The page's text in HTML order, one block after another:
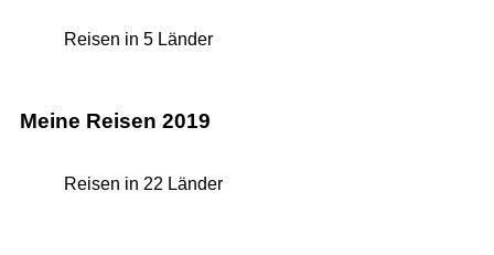
Reisen in 5 Länder
Meine Reisen 2019
Reisen in 22 Länder